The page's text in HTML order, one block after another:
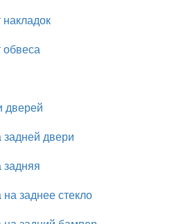
обвеса
дверей
задней двери
задняя
заднее стекло